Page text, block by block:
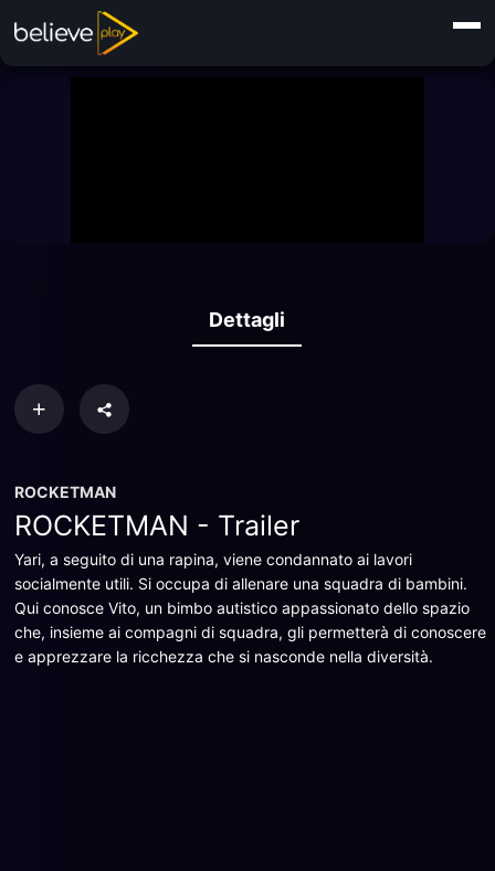
Dettagli
ROCKETMAN
ROCKETMAN - Trailer
Yari, a seguito di una rapina, viene condannato ai lavori
socialmente utili. Si occupa di allenare una squadra di bambini.
Qui conosce Vito, un bimbo autistico appassionato dello spazio
che, insieme ai compagni di squadra, gli permetterà di conoscere
e apprezzare la ricchezza che si nasconde nella diversità.